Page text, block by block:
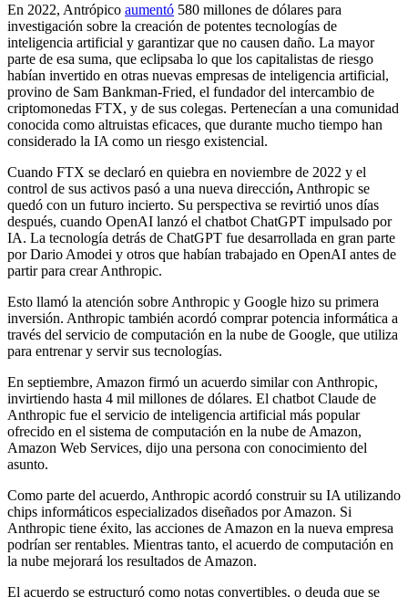
En 2022, Antrópico aumentó 580 millones de dólares para
investigación sobre la creación de potentes tecnologías de
inteligencia artificial y garantizar que no causen daño. La mayor
parte de esa suma, que eclipsaba lo que los capitalistas de riesgo
habían invertido en otras nuevas empresas de inteligencia artificial,
provino de Sam Bankman-Fried, el fundador del intercambio de
criptomonedas FTX, y de sus colegas. Pertenecían a una comunidad
conocida como altruistas eficaces, que durante mucho tiempo han
considerado la IA como un riesgo existencial.
Cuando FTX se declaró en quiebra en noviembre de 2022 y el
control de sus activos pasó a una nueva dirección, Anthropic se
quedó con un futuro incierto. Su perspectiva se revirtió unos días
después, cuando OpenAI lanzó el chatbot ChatGPT impulsado por
IA. La tecnología detrás de ChatGPT fue desarrollada en gran parte
por Dario Amodei y otros que habían trabajado en OpenAI antes de
partir para crear Anthropic.
Esto llamó la atención sobre Anthropic y Google hizo su primera
inversión. Anthropic también acordó comprar potencia informática a
través del servicio de computación en la nube de Google, que utiliza
para entrenar y servir sus tecnologías.
En septiembre, Amazon firmó un acuerdo similar con Anthropic,
invirtiendo hasta 4 mil millones de dólares. El chatbot Claude de
Anthropic fue el servicio de inteligencia artificial más popular
ofrecido en el sistema de computación en la nube de Amazon,
Amazon Web Services, dijo una persona con conocimiento del
asunto.
Como parte del acuerdo, Anthropic acordó construir su IA utilizando
chips informáticos especializados diseñados por Amazon. Si
Anthropic tiene éxito, las acciones de Amazon en la nueva empresa
podrían ser rentables. Mientras tanto, el acuerdo de computación en
la nube mejorará los resultados de Amazon.
El acuerdo se estructuró como notas convertibles, o deuda que se